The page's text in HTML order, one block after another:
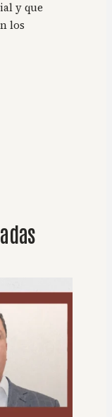
y que
los